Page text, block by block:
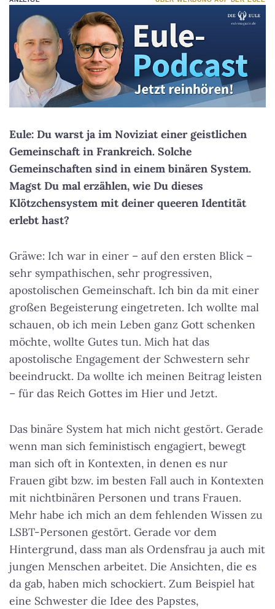
Eule: Du warst ja im Noviziat einer geistlichen
Gemeinschaft in Frankreich. Solche
Gemeinschaften sind in einem binären System.
Magst Du mal erzählen, wie Du dieses
Klötzchensystem mit deiner queeren Identität
erlebt hast?
Gräwe: Ich war in einer – auf den ersten Blick –
sehr sympathischen, sehr progressiven,
apostolischen Gemeinschaft. Ich bin da mit einer
großen Begeisterung eingetreten. Ich wollte mal
schauen, ob ich mein Leben ganz Gott schenken
möchte, wollte Gutes tun. Mich hat das
apostolische Engagement der Schwestern sehr
beeindruckt. Da wollte ich meinen Beitrag leisten
– für das Reich Gottes im Hier und Jetzt.
Das binäre System hat mich nicht gestört. Gerade
wenn man sich feministisch engagiert, bewegt
man sich oft in Kontexten, in denen es nur
Frauen gibt bzw. im besten Fall auch in Kontexten
mit nichtbinären Personen und trans Frauen.
Mehr habe ich mich an dem fehlenden Wissen zu
LSBT-Personen gestört. Gerade vor dem
Hintergrund, dass man als Ordensfrau ja auch mit
jungen Menschen arbeitet. Die Ansichten, die es
da gab, haben mich schockiert. Zum Beispiel hat
eine Schwester die Idee des Papstes,